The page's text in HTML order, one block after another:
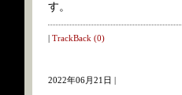
す。
| TrackBack (0)
2022年06月21日 |